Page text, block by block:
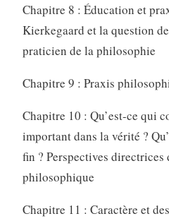
Chapitre 8 : Éducation et
Kierkegaard et la question
praticien de la philosophie
Chapitre 9 : Praxis
Chapitre 10 : Qu’est-ce qui
important dans la vérité ?
fin ? Perspectives directrices
philosophique
Chapitre 11 : Caractère et